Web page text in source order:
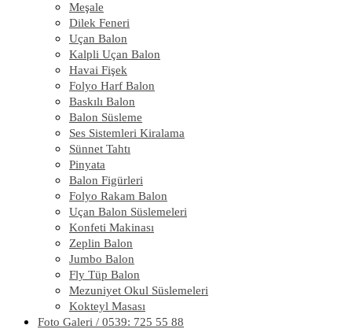
Meşale
Dilek Feneri
Uçan Balon
Kalpli Uçan Balon
Havai Fişek
Folyo Harf Balon
Baskılı Balon
Balon Süsleme
Ses Sistemleri Kiralama
Sünnet Tahtı
Pinyata
Balon Figürleri
Folyo Rakam Balon
Uçan Balon Süslemeleri
Konfeti Makinası
Zeplin Balon
Jumbo Balon
Fly Tüp Balon
Mezuniyet Okul Süslemeleri
Kokteyl Masası
Foto Galeri / 0539: 725 55 88